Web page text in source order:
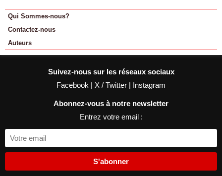
Qui Sommes-nous?
Contactez-nous
Auteurs
Suivez-nous sur les réseaux sociaux
Facebook | X / Twitter | Instagram
Abonnez-vous à notre newsletter
Entrez votre email :
S'abonner